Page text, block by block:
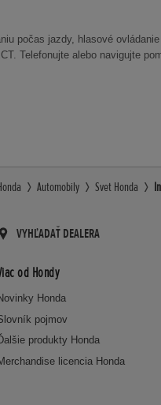
počas jazdy, hlasové
Telefonujte alebo navigujte
Automobily Svet Honda
VYHĽADAŤ DEALERA
od Hondy
Honda
pojmov
produkty Honda
licencia Honda